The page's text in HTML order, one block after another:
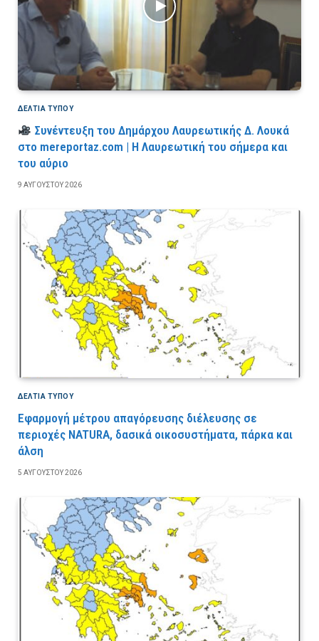
ΔΕΛΤΙΑ ΤΥΠΟΥ
Συνέντευξη του Δημάρχου Λαυρεωτικής Δ. Λουκά
στο mereportaz.com | Η Λαυρεωτική του σήμερα και
του αύριο
9 ΑΥΓΟΎΣΤΟΥ 2026
ΔΕΛΤΙΑ ΤΥΠΟΥ
Εφαρμογή μέτρου απαγόρευσης διέλευσης σε
περιοχές NATURA, δασικά οικοσυστήματα, πάρκα και
άλση
5 ΑΥΓΟΎΣΤΟΥ 2026